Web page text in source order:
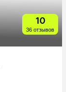
10
36 отзывов